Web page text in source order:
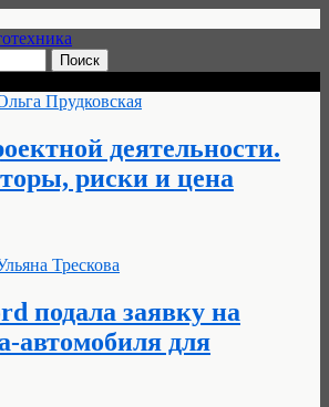
Прудковская
деятельности.
риски и цена
Трескова
подала заявку на
автомобиля для